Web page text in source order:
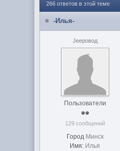
266 ответов в этой теме
-Илья-
Jeepовод
Пользователи
129 сообщений
Город Минск
Имя: Илья